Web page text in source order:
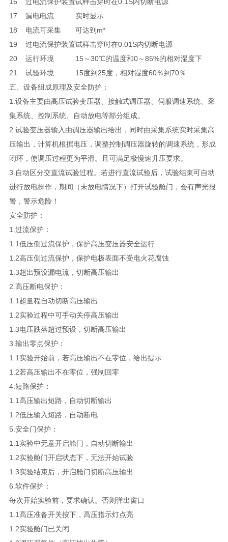
17
漏电电流
实时显示
18
电流可采集
可达到m*
19
过电流保护装置试样击穿时在0.01S内切断电源
20
运行环境
15～30℃的温度和0～85%的相对湿度下
21
试验环境
15度到25度，相对湿度60％到70％
五、设备组成原理及安全防护：
1.设备主要由高压试验变压器、接触式调压器、伺服调速系统、采
集系统、控制系统、自动放电等部分组成。
2.试验变压器输入由调压器输出给出，同时由采集系统实时采集高
压输出，计算机根据电压，调整控制调压器旋转的调速系统，形成
闭环，使调压过程更为平滑。且可满足极慢速升压要求。
3.自动区分交直流试验过程。若进行直流试验后，试验结束可自动
进行放电操作，期间（未放电情况下）打开试验舱门，会有声光报
警，警示危险！
安全防护：
1.过流保护：
1.1低压侧过流保护，保护高压变压器安全运行
1.2高压侧过流保护，保护电极表面不受电火花腐蚀
1.3超出预设漏电流，切断高压输出
2.高压断电保护：
1.1超量程自动切断高压输出
1.2实验过程中可手动关停高压输出
1.3电压跌落超过预设，切断高压输出
3.输出零点保护：
1.1实验开始前，若高压输出不在零位，给出提示
1.2若高压输出不在零位，强制回零
4.短路保护：
1.1高压输出短路，自动切断输出
1.2低压输入短路，自动断电
5.安全门保护：
1.1实验中无意开启舱门，自动切断输出
1.2实验舱门开启状态下，无法开始试验
1.3实验结束后，开启舱门切断高压输出
6.软件保护：
每次开始实验前，要求确认。否则弹出窗口
1.1高压准备开关按下，高压指示灯点亮
1.2实验舱门已关闭